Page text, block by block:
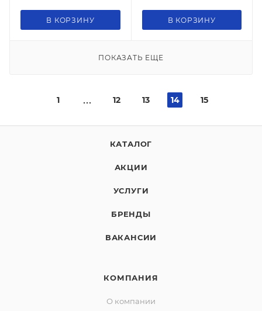
В КОРЗИНУ В КОРЗИНУ
ПОКАЗАТЬ ЕЩЕ
1 12 13 14 15
КАТАЛОГ
АКЦИИ
УСЛУГИ
БРЕНДЫ
ВАКАНСИИ
КОМПАНИЯ
О компании